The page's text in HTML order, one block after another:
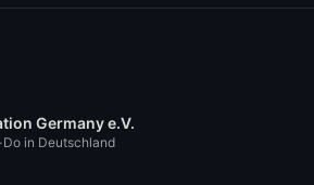
Germany e.V.
in Deutschland